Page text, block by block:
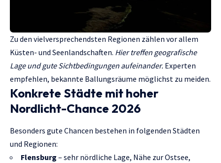
Zu den vielversprechendsten Regionen zählen vor allem
Küsten- und Seenlandschaften. Hier treffen geografische
Lage und gute Sichtbedingungen aufeinander. Experten
empfehlen, bekannte Ballungsräume möglichst zu meiden.
Konkrete Städte mit hoher
Nordlicht-Chance 2026
Besonders gute Chancen bestehen in folgenden Städten
und Regionen:
Flensburg – sehr nördliche Lage, Nähe zur Ostsee,